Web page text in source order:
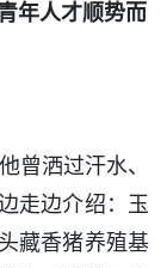
年人才顺势而
洒过汗水、
走边介绍：玉
藏香猪养殖基